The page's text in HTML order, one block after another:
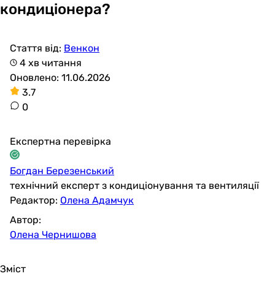
кондиціонера?
Стаття від: Венкон
4 хв читання
Оновлено: 11.06.2026
3.7
0
Експертна перевірка
Богдан Березенський
технічний експерт з кондиціонування та вентиляції
Редактор: Олена Адамчук
Автор:
Олена Чернишова
Зміст